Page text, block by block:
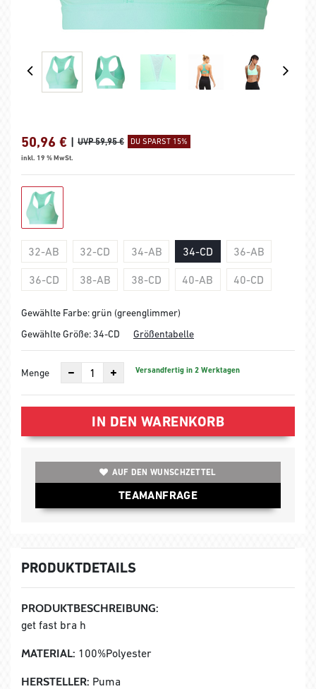
50,96 € | UVP 59,95 € DU SPARST 15%
inkl. 19 % MwSt.
32-AB 32-CD 34-AB 34-CD 36-AB
36-CD 38-AB 38-CD 40-AB 40-CD
Gewählte Farbe: grün (greenglimmer)
Gewählte Größe: 34-CD Größentabelle
Menge Versandfertig in 2 Werktagen
IN DEN WARENKORB
AUF DEN WUNSCHZETTEL
TEAMANFRAGE
PRODUKTDETAILS
PRODUKTBESCHREIBUNG:
get fast bra h
MATERIAL: 100%Polyester
HERSTELLER: Puma